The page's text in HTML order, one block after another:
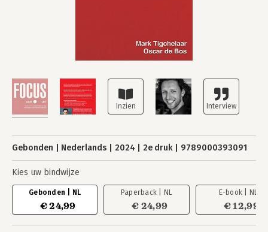
Gebonden Nederlands 2024 2e druk 9789000393091
Kies uw bindwijze
Gebonden | NL
€ 24,99
Paperback | NL
€ 24,99
E-book | NL
€ 12,99